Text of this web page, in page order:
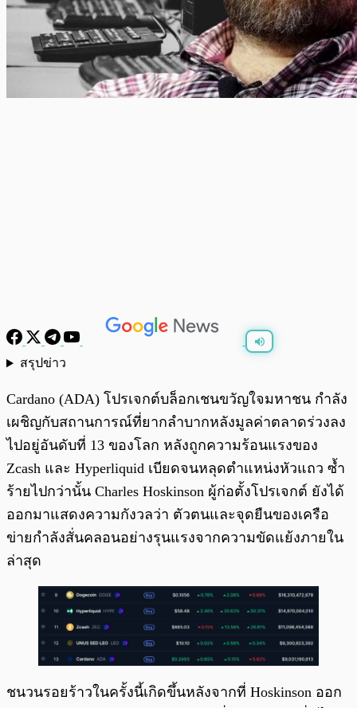
สรุปข่าว
Cardano (ADA) โปรเจกต์บล็อกเชนขวัญใจมหาชน กำลัง
เผชิญกับสถานการณ์ที่ยากลำบากหลังมูลค่าตลาดร่วงลง
ไปอยู่อันดับที่ 13 ของโลก หลังถูกความร้อนแรงของ
Zcash และ Hyperliquid เบียดจนหลุดตำแหน่งหัวแถว ซ้ำ
ร้ายไปกว่านั้น Charles Hoskinson ผู้ก่อตั้งโปรเจกต์ ยังได้
ออกมาแสดงความกังวลว่า ตัวตนและจุดยืนของเครือ
ข่ายกำลังสั่นคลอนอย่างรุนแรงจากความขัดแย้งภายใน
ล่าสุด
ชนวนรอยร้าวในครั้งนี้เกิดขึ้นหลังจากที่ Hoskinson ออก